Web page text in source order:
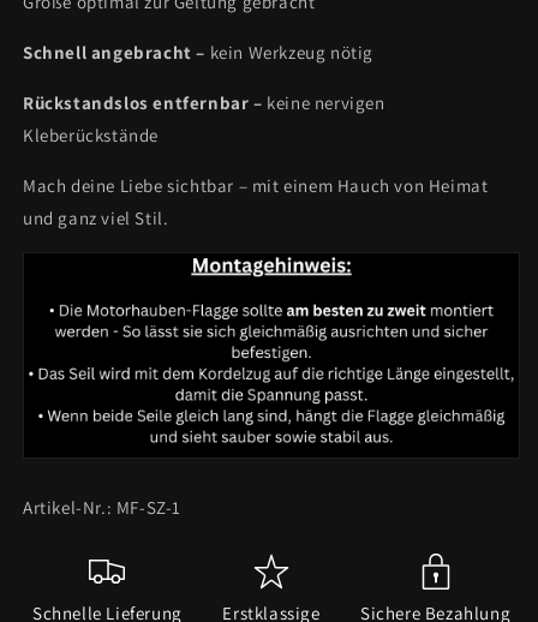
Schnell angebracht – kein Werkzeug nötig
Rückstandslos entfernbar – keine nervigen
Kleberückstände
Mach deine Liebe sichtbar – mit einem Hauch von Heimat
und ganz viel Stil.
Artikel-Nr.: MF-SZ-1
Schnelle Lieferung
Erstklassige
Sichere Bezahlung